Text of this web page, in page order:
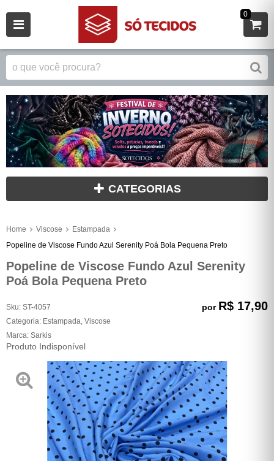
0
CATEGORIAS
Home Viscose
Estampada
Popeline de Viscose Fundo Azul Serenity Poá Bola Pequena Preto
Popeline de Viscose Fundo Azul Serenity
Poá Bola Pequena Preto
Sku: ST-4057
Categoria: Estampada Viscose
Marca: Sarkis
Produto Indisponível
por R$ 17,90